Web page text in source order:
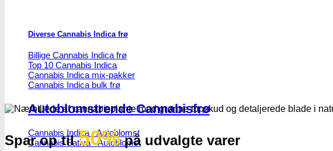
Diverse Cannabis Indica frø
Billige Cannabis Indica frø
Top 10 Cannabis Indica
Cannabis Indica mix-pakker
Cannabis Indica bulk frø
Autoblomstrende Cannabisfrø
Cannabis Indica - Autoblomst
Cannabis Sativa - Autoblomst
Spar op til50%på udvalgte varer